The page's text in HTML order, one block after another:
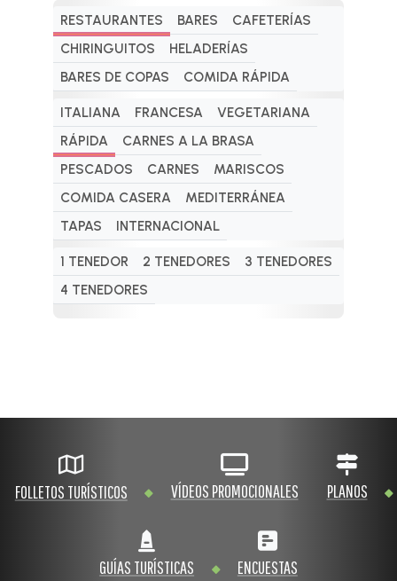
RESTAURANTES BARES
CAFETERÍAS
CHIRINGUITOS
HELADERÍAS
BARES DE COPAS
COMIDA RÁPIDA
ITALIANA FRANCESA
VEGETARIANA
RÁPIDA
CARNES A LA BRASA
PESCADOS
CARNES
MARISCOS
COMIDA CASERA
MEDITERRÁNEA
TAPAS
INTERNACIONAL
1 TENEDOR 2 TENEDORES
3 TENEDORES
4 TENEDORES
FOLLETOS TURÍSTICOS VÍDEOS PROMOCIONALES PLANOS
GUÍAS TURÍSTICAS ENCUESTAS